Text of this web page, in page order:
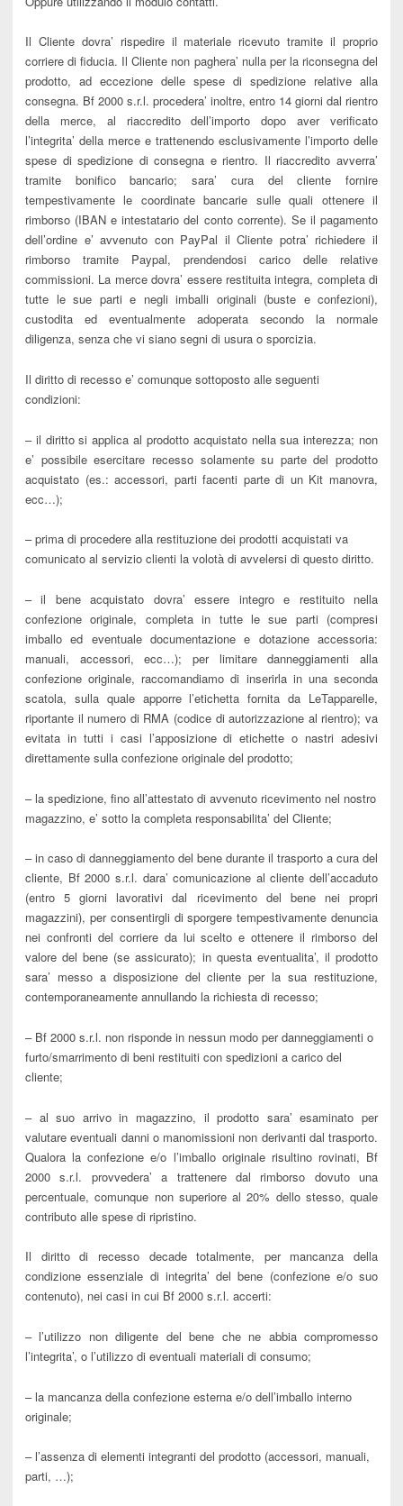
Il Cliente dovra’ rispedire il materiale ricevuto tramite il proprio
corriere di fiducia. Il Cliente non paghera’ nulla per la riconsegna del
prodotto, ad eccezione delle spese di spedizione relative alla
consegna. Bf 2000 s.r.l. procedera’ inoltre, entro 14 giorni dal rientro
della merce, al riaccredito dell’importo dopo aver verificato
l’integrita’ della merce e trattenendo esclusivamente l’importo delle
spese di spedizione di consegna e rientro. Il riaccredito avverra’
tramite bonifico bancario;sara’ cura del cliente fornire
tempestivamente le coordinate bancarie sulle quali ottenere il
rimborso (IBAN e intestatario del conto corrente). Se il pagamento
dell’ordine e’ avvenuto con PayPal il Cliente potra’ richiedere il
rimborso tramite Paypal, prendendosi carico delle relative
commissioni. La merce dovra’ essere restituita integra, completa di
tutte le sue parti e negli imballi originali (buste e confezioni),
custodita ed eventualmente adoperata secondo la normale
diligenza, senza che vi siano segni di usura o sporcizia.
Il diritto di recesso e’ comunque sottoposto alle seguenti
condizioni:
– il diritto si applica al prodotto acquistato nella sua interezza; non
e’ possibile esercitare recesso solamente su parte del prodotto
acquistato (es.: accessori, parti facenti parte di un Kit manovra,
ecc…);
– prima di procedere alla restituzione dei prodotti acquistati va
comunicato al servizio clienti la volotà di avvelersi di questo diritto.
– il bene acquistato dovra’ essere integro e restituito nella
confezione originale, completa in tutte le sue parti (compresi
imballo ed eventuale documentazione e dotazione accessoria:
manuali, accessori, ecc…); per limitare danneggiamenti alla
confezione originale, raccomandiamo di inserirla in una seconda
scatola, sulla quale apporre l’etichetta fornita da LeTapparelle,
riportante il numero di RMA (codice di autorizzazione al rientro); va
evitata in tutti i casi l’apposizione di etichette o nastri adesivi
direttamente sulla confezione originale del prodotto;
– la spedizione, fino all’attestato di avvenuto ricevimento nel nostro
magazzino, e’ sotto la completa responsabilita’ del Cliente;
– in caso di danneggiamento del bene durante il trasporto a cura del
cliente, Bf 2000 s.r.l. dara’ comunicazione al cliente dell’accaduto
(entro 5 giorni lavorativi dal ricevimento del bene nei propri
magazzini), per consentirgli di sporgere tempestivamente denuncia
nei confronti del corriere da lui scelto e ottenere il rimborso del
valore del bene (se assicurato); in questa eventualita’, il prodotto
sara’ messo a disposizione del cliente per la sua restituzione,
contemporaneamente annullando la richiesta di recesso;
– Bf 2000 s.r.l. non risponde in nessun modo per danneggiamenti o
furto/smarrimento di beni restituiti con spedizioni a carico del
cliente;
– al suo arrivo in magazzino, il prodotto sara’ esaminato per
valutare eventuali danni o manomissioni non derivanti dal trasporto.
Qualora la confezione e/o l’imballo originale risultino rovinati, Bf
2000 s.r.l. provvedera’ a trattenere dal rimborso dovuto una
percentuale, comunque non superiore al 20% dello stesso, quale
contributo alle spese di ripristino.
Il diritto di recesso decade totalmente, per mancanza della
condizione essenziale di integrita’ del bene (confezione e/o suo
contenuto), nei casi in cui Bf 2000 s.r.l. accerti:
– l’utilizzo non diligente del bene che ne abbia compromesso
l’integrita’, o l’utilizzo di eventuali materiali di consumo;
– la mancanza della confezione esterna e/o dell’imballo interno
originale;
– l’assenza di elementi integranti del prodotto (accessori, manuali,
parti, …);